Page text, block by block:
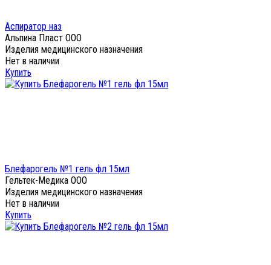
Аспиратор наз
Альпина Пласт ООО
Изделия медицинского назначения
Нет в наличии
Купить
Блефарогель №1 гель фл 15мл
Гельтек-Медика ООО
Изделия медицинского назначения
Нет в наличии
Купить